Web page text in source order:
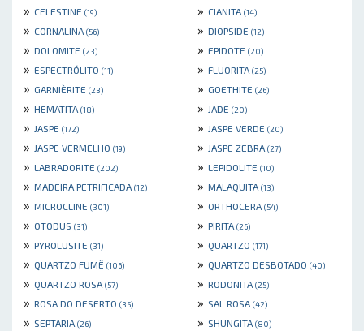
» CELESTINE (19) » CIANITA (14)
» CORNALINA (56) » DIOPSIDE (12)
» DOLOMITE (23) » EPIDOTE (20)
» ESPECTRÓLITO (11) » FLUORITA (25)
» GARNIÈRITE (23) » GOETHITE (26)
» HEMATITA (18) » JADE (20)
» JASPE (172) » JASPE VERDE (20)
» JASPE VERMELHO (19) » JASPE ZEBRA (27)
» LABRADORITE (202) » LEPIDOLITE (10)
» MADEIRA PETRIFICADA (12) » MALAQUITA (13)
» MICROCLINE (301) » ORTHOCERA (54)
» OTODUS (31) » PIRITA (26)
» PYROLUSITE (31) » QUARTZO (171)
» QUARTZO FUMÊ (106) » QUARTZO DESBOTADO (40)
» QUARTZO ROSA (57) » RODONITA (25)
» ROSA DO DESERTO (35) » SAL ROSA (42)
» SEPTARIA (26) » SHUNGITA (80)